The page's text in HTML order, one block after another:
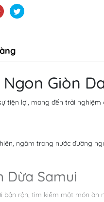
Giòn
tiện lợi, mang đến trải
ngâm trong nước đường
Dừa Samui
bận rộn, tìm kiếm một món ăn